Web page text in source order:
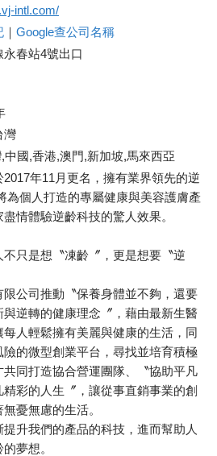
intl.com/
｜ Google查公司名稱
春站4號出口
灣
中國,香港,澳門,新加坡,馬來西亞
2017年11月更名，擁有業界領先的逆
為個人打造的專屬健康與美容護膚產
情體驗逆齡科技的驚人效果。
不只是想〝凍齡〞，更是想要〝逆
限公司推動〝保養身體並不夠，還要
與逆轉的健康理念〞，藉由最新生醫
每人輕鬆擁有美麗與健康的生活，同
險的微型創業平台，尋找並培育積極
共同打造協合營運團隊、〝協助平凡
精彩的人生〞，讓從事直銷事業的創
憂無慮的生活。
提升我們的產品的科技，進而幫助人
夢想。